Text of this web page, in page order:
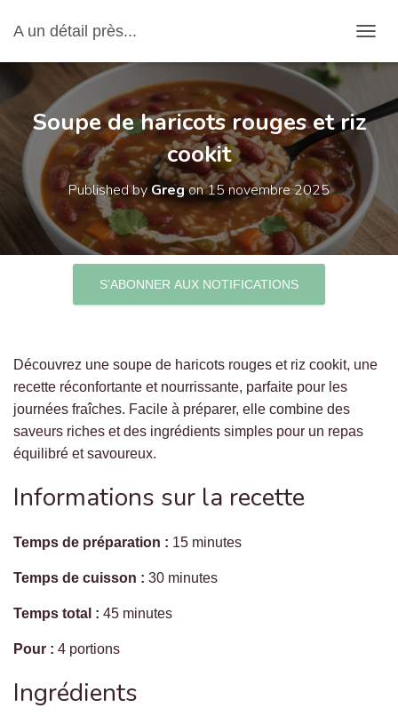
A un détail près...
Soupe de haricots rouges et riz
cookit
Published byGregon15 novembre 2025
S’ABONNER AUX NOTIFICATIONS
Découvrez une soupe de haricots rouges et riz cookit, une
recette réconfortante et nourrissante, parfaite pour les
journées fraîches. Facile à préparer, elle combine des
saveurs riches et des ingrédients simples pour un repas
équilibré et savoureux.
Informations sur la recette
Temps de préparation : 15 minutes
Temps de cuisson : 30 minutes
Temps total : 45 minutes
Pour : 4 portions
Ingrédients